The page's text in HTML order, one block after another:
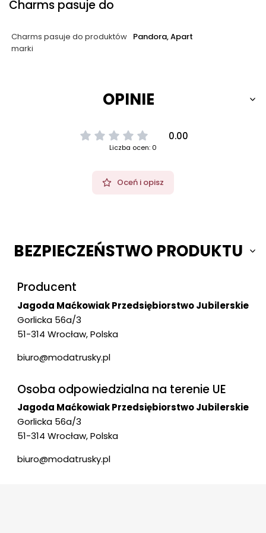
Charms pasuje do
Charms pasuje do produktów
marki
Pandora, Apart
OPINIE
0.00
Liczba ocen: 0
Oceń i opisz
BEZPIECZEŃSTWO PRODUKTU
Producent
Jagoda Maćkowiak Przedsiębiorstwo Jubilerskie
Gorlicka 56a/3
51-314 Wrocław, Polska
biuro@modatrusky.pl
Osoba odpowiedzialna na terenie UE
Jagoda Maćkowiak Przedsiębiorstwo Jubilerskie
Gorlicka 56a/3
51-314 Wrocław, Polska
biuro@modatrusky.pl